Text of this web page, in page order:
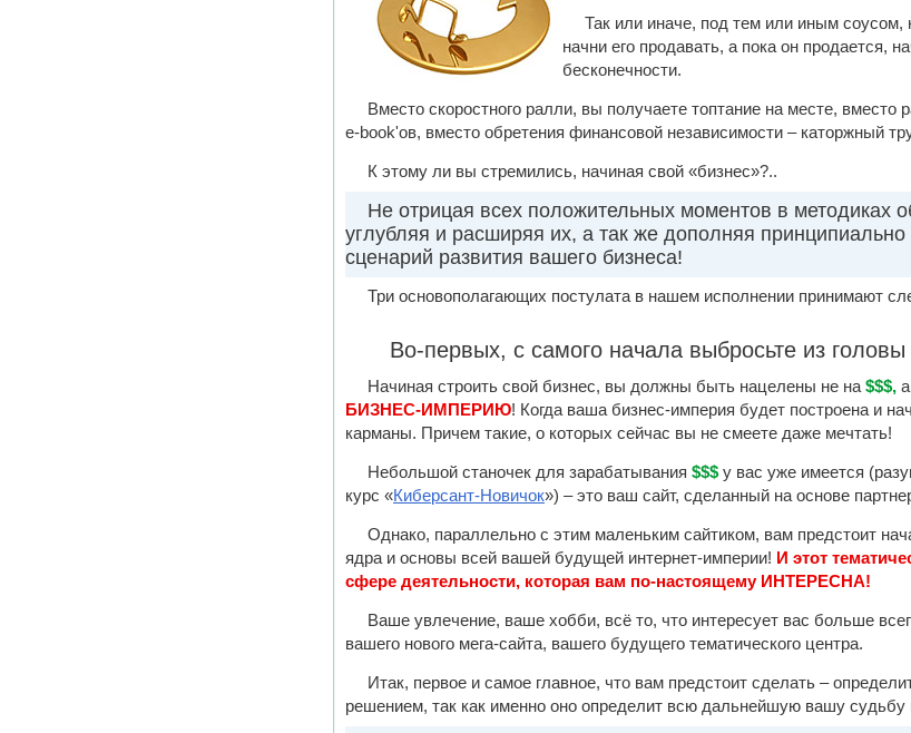
Так или иначе, под тем или иным соусом,
начни его продавать, а пока он
бесконечности.
Вместо скоростного ралли, вы получаете топтание на месте,
e-book'ов, вместо обретения финансовой независимости – каторжный
К этому ли вы стремились, начиная свой «бизнес»?..
Не отрицая всех положительных моментов в методиках
углубляя и расширяя их, а так же дополняя
сценарий развития вашего бизнеса!
Три основополагающих постулата в нашем исполнении принимают
Во-первых, с самого начала выбросьте из
Начиная строить свой бизнес, вы должны быть нацелены не на $$$,
БИЗНЕС-ИМПЕРИЮ! Когда ваша бизнес-империя будет построена и
карманы. Причем такие, о которых сейчас вы не смеете даже мечтать!
Небольшой станочек для зарабатывания $$$ у вас уже имеется
курс «Киберсант-Новичок») – это ваш сайт, сделанный на основе
Однако, параллельно с этим маленьким сайтиком, вам предстоит
ядра и основы всей вашей будущей интернет-империи! И этот
сфере деятельности, которая вам по-настоящему ИНТЕРЕСНА!
Ваше увлечение, ваше хобби, всё то, что интересует вас больше
вашего нового мега-сайта, вашего будущего тематического центра.
Итак, первое и самое главное, что вам предстоит сделать –
решением, так как именно оно определит всю дальнейшую вашу судьбу